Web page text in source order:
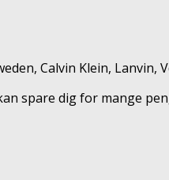
Calvin Klein,
spare dig for mange